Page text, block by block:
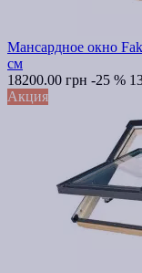
Мансардное окно
см
18200.00 грн -25 %
Акция